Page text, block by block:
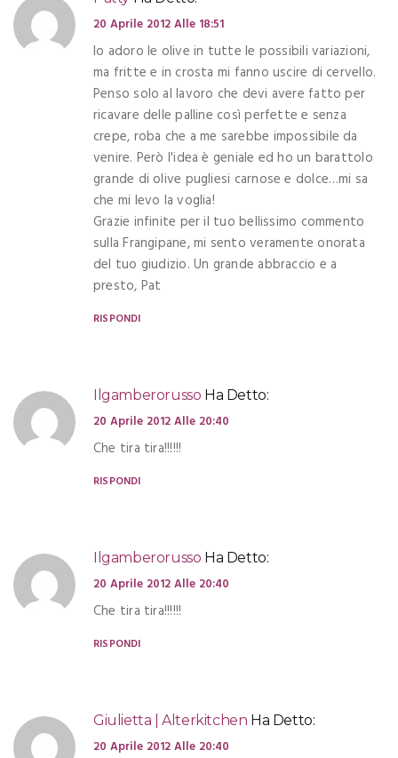
20 Aprile 2012 Alle 18:51
Io adoro le olive in tutte le possibili variazioni,
ma fritte e in crosta mi fanno uscire di cervello.
Penso solo al lavoro che devi avere fatto per
ricavare delle palline così perfette e senza
crepe, roba che a me sarebbe impossibile da
venire. Però l'idea è geniale ed ho un barattolo
grande di olive pugliesi carnose e dolce…mi sa
che mi levo la voglia!
Grazie infinite per il tuo bellissimo commento
sulla Frangipane, mi sento veramente onorata
del tuo giudizio. Un grande abbraccio e a
presto, Pat
RISPONDI
Ilgamberorusso Ha Detto:
20 Aprile 2012 Alle 20:40
Che tira tira!!!!!!
RISPONDI
Ilgamberorusso Ha Detto:
20 Aprile 2012 Alle 20:40
Che tira tira!!!!!!
RISPONDI
Giulietta | Alterkitchen Ha Detto:
20 Aprile 2012 Alle 20:40